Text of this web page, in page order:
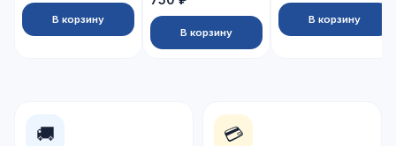
В корзину
В корзину
В корзину
🚚 💳